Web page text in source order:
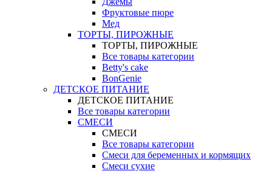
Фруктовые пюре
Мед
ТОРТЫ, ПИРОЖНЫЕ
ТОРТЫ, ПИРОЖНЫЕ
Все товары категории
Betty's cake
BonGenie
ДЕТСКОЕ ПИТАНИЕ
ДЕТСКОЕ ПИТАНИЕ
Все товары категории
СМЕСИ
СМЕСИ
Все товары категории
Смеси для беременных и кормящих
Смеси сухие